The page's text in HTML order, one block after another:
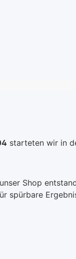
starteten wir in
Shop
spürbare